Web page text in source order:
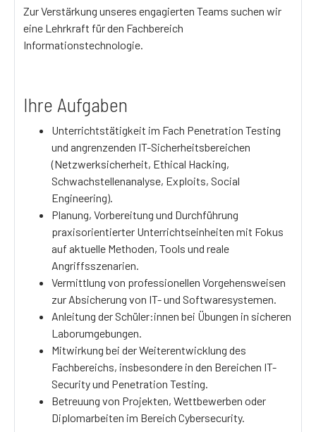
Zur Verstärkung unseres engagierten Teams suchen wir
eine Lehrkraft für den Fachbereich
Informationstechnologie.
Ihre Aufgaben
Unterrichtstätigkeit im Fach Penetration Testing
und angrenzenden IT-Sicherheitsbereichen
(Netzwerksicherheit, Ethical Hacking,
Schwachstellenanalyse, Exploits, Social
Engineering).
Planung, Vorbereitung und Durchführung
praxisorientierter Unterrichtseinheiten mit Fokus
auf aktuelle Methoden, Tools und reale
Angriffsszenarien.
Vermittlung von professionellen Vorgehensweisen
zur Absicherung von IT- und Softwaresystemen.
Anleitung der Schüler:innen bei Übungen in sicheren
Laborumgebungen.
Mitwirkung bei der Weiterentwicklung des
Fachbereichs, insbesondere in den Bereichen IT-
Security und Penetration Testing.
Betreuung von Projekten, Wettbewerben oder
Diplomarbeiten im Bereich Cybersecurity.